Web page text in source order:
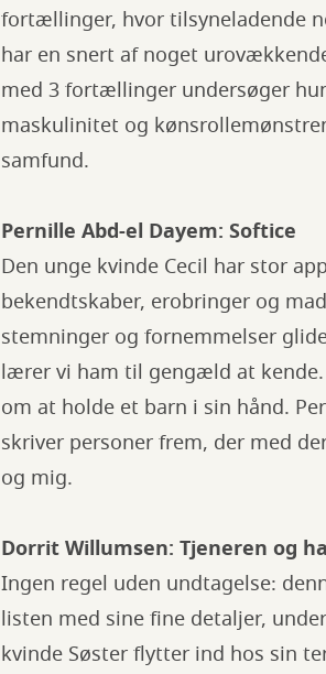
fortællinger, hvor tilsyneladende
har en snert af noget
med 3 fortællinger undersøger
maskulinitet og
samfund.
Pernille Abd-el Dayem: Softice
Den unge kvinde Cecil har stor
bekendtskaber, erobringer og
stemninger og fornemmelser
lærer vi ham til gengæld at
om at holde et barn i sin hånd.
skriver personer frem, der med
og mig.
Dorrit Willumsen: Tjeneren og
Ingen regel uden undtagelse:
listen med sine fine detaljer,
kvinde Søster flytter ind hos sin